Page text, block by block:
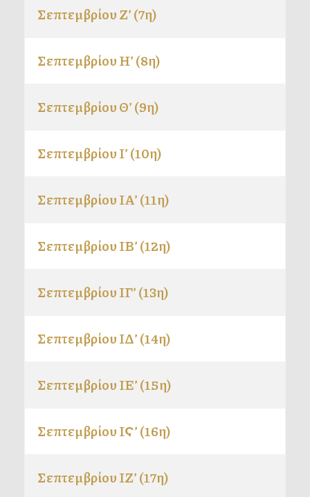
Σεπτεμβρίου Ζ’ (7η)
Σεπτεμβρίου Η’ (8η)
Σεπτεμβρίου Θ’ (9η)
Σεπτεμβρίου Ι’ (10η)
Σεπτεμβρίου ΙΑ’ (11η)
Σεπτεμβρίου ΙΒ’ (12η)
Σεπτεμβρίου ΙΓ’ (13η)
Σεπτεμβρίου ΙΔ’ (14η)
Σεπτεμβρίου ΙΕ’ (15η)
Σεπτεμβρίου ΙϚ’ (16η)
Σεπτεμβρίου ΙΖ’ (17η)